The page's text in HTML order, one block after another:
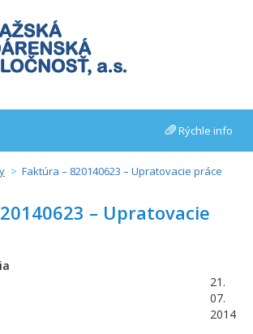
Rýchle info
Faktúra – 820140623 – Upratovacie práce
– Upratovacie
21.
07.
2014